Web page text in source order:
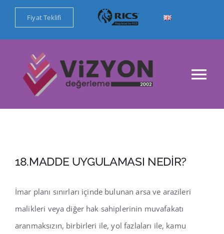
content
Fiyat Teklifi
Ana Sayfa
Referanslar
18.MADDE UYGULAMASI NEDİR?
İmar planı sınırları içinde bulunan arsa ve arazileri
malikleri veya diğer hak sahiplerinin muvafakatı
aranmaksızın, birbirleri ile, yol fazlaları ile, kamu